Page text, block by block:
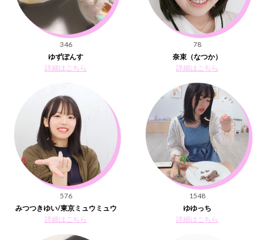
346
ゆずぽんす
詳細はこちら
78
奈束（なつか）
詳細はこちら
576
みつつきゆい/東京ミュウミュウ
詳細はこちら
1548
ゆゆっち
詳細はこちら